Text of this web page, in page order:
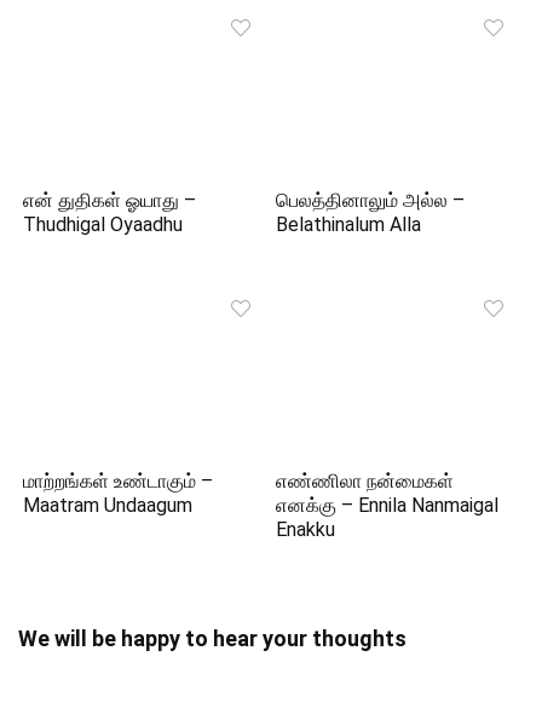
என் துதிகள் ஓயாது –
Thudhigal Oyaadhu
பெலத்தினாலும் அல்ல –
Belathinalum Alla
மாற்றங்கள் உண்டாகும் –
Maatram Undaagum
எண்ணிலா நன்மைகள்
எனக்கு – Ennila Nanmaigal
Enakku
We will be happy to hear your thoughts